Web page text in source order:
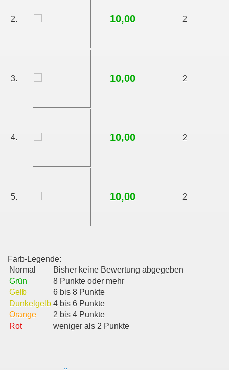
2. 10,00 2
3. 10,00 2
4. 10,00 2
5. 10,00 2
Farb-Legende:
Normal
Bisher keine Bewertung abgegeben
Grün
8 Punkte oder mehr
Gelb
6 bis 8 Punkte
Dunkelgelb 4 bis 6 Punkte
Orange
2 bis 4 Punkte
Rot
weniger als 2 Punkte